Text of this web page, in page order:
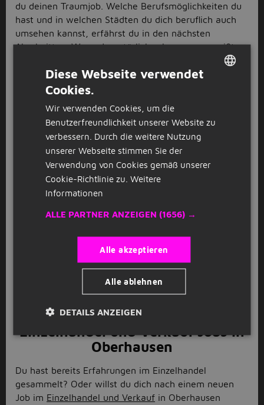
du deinen Traumjob. Welche Berufsmöglichkeiten du
hast und in welchen Städten du dich beruflich auch
umsehen kannst, erfährst du in den nächsten
Abschnitten. Wenn du natürlich schon genau weißt,
welcher Job und welche Branche es werden sollen,
dann heißt es jetzt: Bewirb dich auf einen Job in
Oberhausen!
Logistik und Lager Jobs in
Oberhausen
Du kannst mit anpacken und suchst nach einer neuen
beruflichen Herausforderung? Dann bewirb dich bei
uns auf einen
Logistik und Lager Job
Egal, ob du direkt einen
willst und nach einemFahrer Job suchst – bei uns
bereits Berufserfahrung im Bereich Lager und
Logistik? Noch besser! Dann steht deinem neuen Job
ja nichts mehr im Weg! Alles was du jetzt nur noch
tun musst, ist dich auf einen Logistik und Lager Job in
Oberhausen zu bewerben!
Einzelhandel und Verkauf Jobs in
Oberhausen
Du hast bereits Erfahrungen im Einzelhandel
gesammelt? Oder willst du dich nach einem neuen
Job im Einzelhandel und Verkauf in Oberhausen
Diese Webseite verwendet
Cookies.
Wir verwenden Cookies, um die
Benutzerfreundlichkeit unserer Website zu
verbessern. Durch die weitere Nutzung
unserer Webseite stimmen Sie der
Verwendung von Cookies gemäß unserer
Cookie-Richtlinie zu. Weitere
Informationen
ALLE PARTNER ANZEIGEN (1656) →
Alle akzeptieren
Alle ablehnen
DETAILS ANZEIGEN